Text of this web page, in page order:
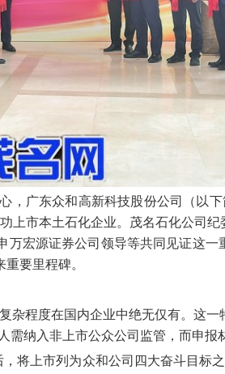
广东众和高新科技股份公司（以下
上市本土石化企业。茂名石化公司
宏源证券公司领导等共同见证这一
要里程碑。
杂程度在国内企业中绝无仅有。这
纳入非上市公众公司监管，而申报
将上市列为众和公司四大奋斗目标之